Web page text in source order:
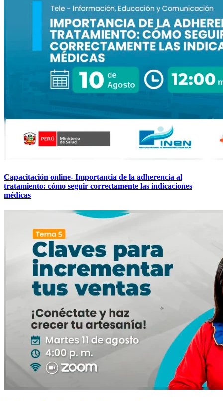
Capacitación online- Importancia de la adherencia al
tratamiento: cómo seguir correctamente las indicaciones
médicas